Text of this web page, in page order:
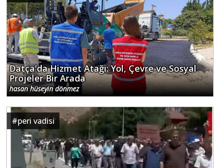
Datça'da Hizmet Atağı: Yol, Çevre ve Sosyal
Projeler Bir Arada
hasan hüseyin dönmez
#peri vadisi